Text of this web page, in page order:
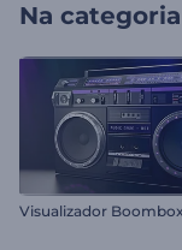
Na categoria
Visualizador